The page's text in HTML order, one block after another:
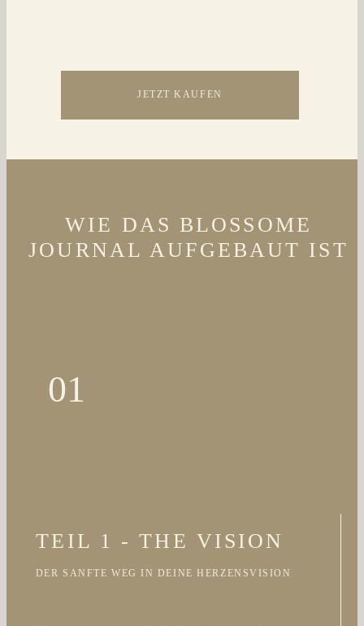
JETZT KAUFEN
WIE DAS BLOSSOME
JOURNAL AUFGEBAUT IST
TEIL 1 - THE VISION
DER SANFTE WEG IN DEINE HERZENSVISION
01